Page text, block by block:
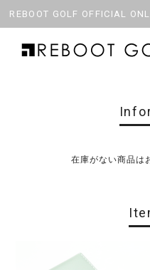
REBOOT GOLF OFFICIAL
在庫がない商品は